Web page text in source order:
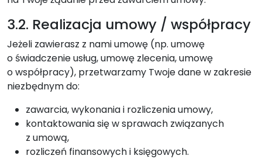
3.2. Realizacja umowy / współpracy
Jeżeli zawierasz z nami umowę (np. umowę
o świadczenie usług, umowę zlecenia, umowę
o współpracy), przetwarzamy Twoje dane w zakresie
niezbędnym do:
zawarcia, wykonania i rozliczenia umowy,
kontaktowania się w sprawach związanych
z umową,
rozliczeń finansowych i księgowych.